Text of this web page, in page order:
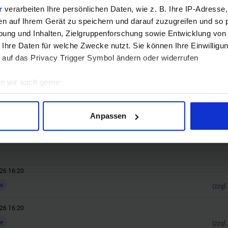
verarbeiten Ihre persönlichen Daten, wie z. B. Ihre IP-
auf Ihrem Gerät zu speichern und darauf zuzugreifen und so
und Inhalten, Zielgruppenforschung sowie Entwicklung
Daten für welche Zwecke nutzt. Sie können Ihre
das Privacy Trigger Symbol ändern oder widerrufen
wir auch gerne:
Lage erfassen, welche bis auf einige Meter genau
Ihre persönlichen Daten verarbeitet werden, und legen Sie
zu analysieren. Außerdem geben wir Informationen zu
soziale Medien, Werbung und Analysen weiter. Unsere
Anpassen
Jetzt teilnehmen!
16:20
16:20
(zzgl.
16:20
(zzgl.